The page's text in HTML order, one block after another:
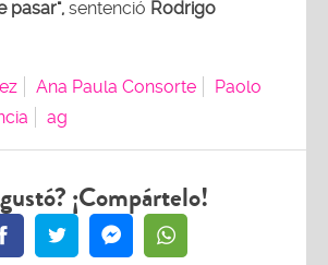
pasar", sentenció Rodrigo
Ana Paula Consorte
Paolo
ag
¡Compártelo!